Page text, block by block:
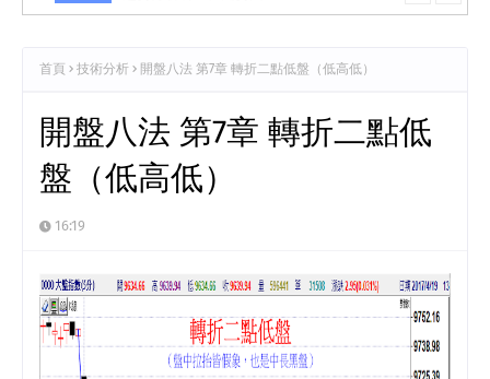
首頁 技術分析 開盤八法 第7章 轉折二點低盤（低高低）
開盤八法 第7章 轉折二點低
盤（低高低）
16:19